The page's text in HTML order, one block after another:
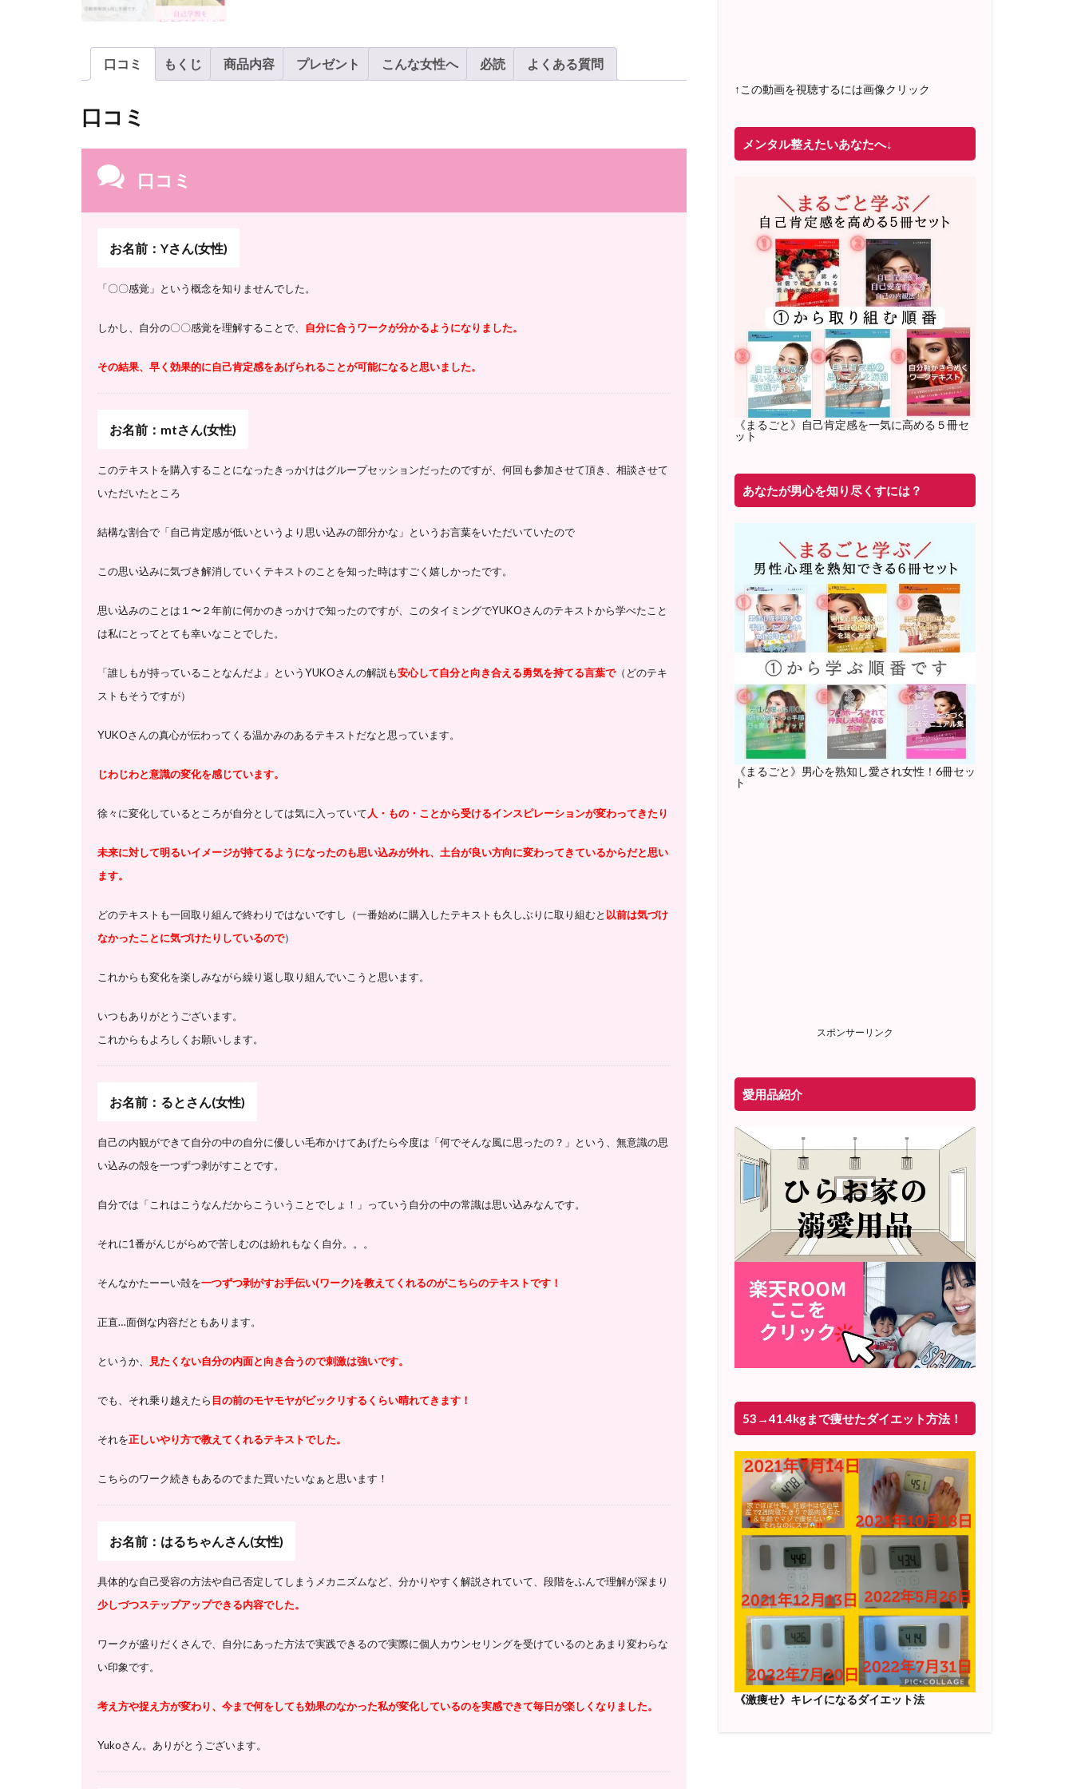
口コミ もくじ 商品内容 プレゼント こんな女性へ 必読 よくある質問
口コミ
口コミ
お名前：Yさん(女性)
「〇〇感覚」という概念を知りませんでした。
しかし、自分の〇〇感覚を理解することで、 自分に合うワークが分かるようになりました。
その結果、早く効果的に自己肯定感をあげられることが可能になると思いました。
お名前：mtさん(女性)
このテキストを購入することになったきっかけはグループセッションだったのですが、 何回も参加させて頂き、相談させて
いただいたところ
結構な割合で「自己肯定感が低いというより思い込みの部分かな」というお言葉をいただいていたので
この思い込みに気づき解消していくテキストのことを知った時はすごく嬉しかったです。
思い込みのことは１〜２年前に何かのきっかけで知ったのですが、このタイミングでYUKOさんのテキストから学べたこと
は私にとってとても幸いなことでした。
「誰しもが持っていることなんだよ」というYUKOさんの解説も安心して自分と向き合える勇気を持てる言葉で（どのテキ
ストもそうですが）
YUKOさんの真心が伝わってくる温かみのあるテキストだなと思っています。
じわじわと意識の変化を感じています。
徐々に変化しているところが自分としては気に入っていて人・もの・ことから受けるインスピレーションが変わってきたり
未来に対して明るいイメージが持てるようになったのも思い込みが外れ、土台が良い方向に変わってきているからだと思い
ます。
どのテキストも一回取り組んで終わりではないですし （一番始めに購入したテキストも久しぶりに取り組むと 以前は気づけ
なかったことに気づけたりしているので）
これからも変化を楽しみながら繰り返し取り組んでいこうと思います。
いつもありがとうございます。
これからもよろしくお願いします。
お名前：るとさん(女性)
自己の内観ができて自分の中の自分に優しい毛布かけてあげたら今度は 「何でそんな風に思ったの？」という、無意識の思
い込みの殻を一つずつ剥がすことです。
自分では「これはこうなんだからこういうことでしょ！」っていう自分の中の常識は思い込みなんです。
それに1番がんじがらめで苦しむのは紛れもなく自分。。。
そんなかたーーい殻を一つずつ剥がすお手伝い(ワーク)を教えてくれるのがこちらのテキストです！
正直…面倒な内容だともあります。
というか、 見たくない自分の内面と向き合うので刺激は強いです。
でも、それ乗り越えたら 目の前のモヤモヤがビックリするくらい晴れてきます！
それを正しいやり方で教えてくれるテキストでした。
こちらのワーク続きもあるのでまた買いたいなぁと思います！
お名前：はるちゃんさん(女性)
具体的な自己受容の方法や自己否定してしまうメカニズムなど、分かりやすく解説されていて、 段階をふんで理解が深まり
少しづつステップアップできる内容でした。
ワークが盛りだくさんで、 自分にあった方法で実践できるので実際に個人カウンセリングを受けているのとあまり変わらな
い印象です。
考え方や捉え方が変わり、今まで何をしても効果のなかった私が変化しているのを実感できて毎日が楽しくなりました。
Yukoさん。ありがとうございます。
2022年2月〜6月 男性心理グループレッ
スン 20名様満席
2019年6月 恋愛コーチとして活動を開始
↑この動画を視聴するには画像クリック
メンタル整えたいあなたへ↓
《まるごと》自己肯定感を一気に高める５冊セ
ット
あなたが男心を知り尽くすには？
《まるごと》男心を熟知し愛され女性！6冊セッ
ト
スポンサーリンク
愛用品紹介
53→41.4kgまで痩せたダイエット方法！
《激痩せ》キレイになるダイエット法